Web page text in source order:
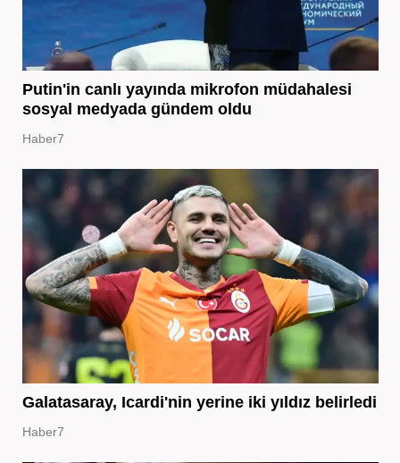
Putin'in canlı yayında mikrofon müdahalesi
sosyal medyada gündem oldu
Haber7
Galatasaray, Icardi'nin yerine iki yıldız belirledi
Haber7